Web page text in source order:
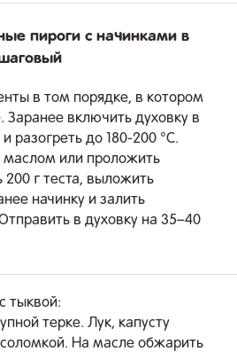
пироги с начинками в
в том порядке, в котором
Заранее включить духовку в
разогреть до 180-200 °С.
или проложить
г теста, выложить
начинку и залить
в духовку на 35–40
тыквой:
терке. Лук, капусту
На масле обжарить